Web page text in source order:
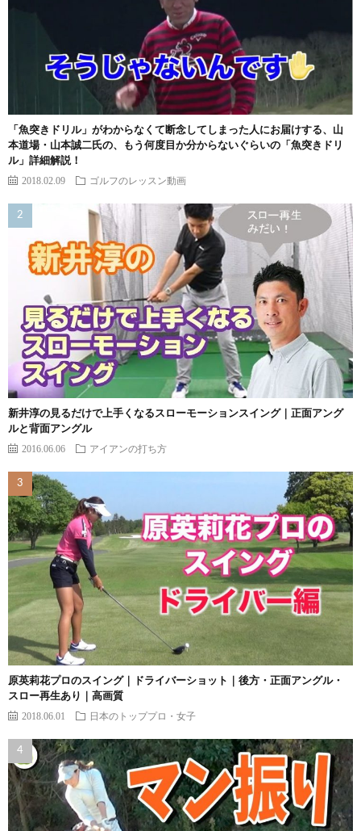
「魚突きドリル」がわからなくて断念してしまった人にお届けする、山
本道場・山本誠二氏の、もう何度目か分からないぐらいの「魚突きドリ
ル」詳細解説！
2018.02.09 ゴルフのレッスン動画
新井淳の見るだけで上手くなるスローモーションスイング｜正面アング
ルと背面アングル
2016.06.06 アイアンの打ち方
原英莉花プロのスイング｜ドライバーショット｜後方・正面アングル・
スロー再生あり｜高画質
2018.06.01 日本のトッププロ・女子